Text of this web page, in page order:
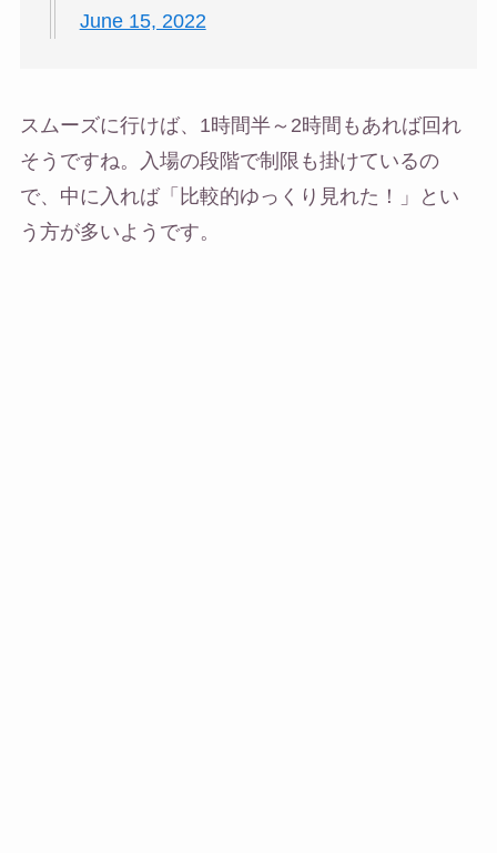
June 15, 2022
スムーズに行けば、1時間半～2時間もあれば回れ
そうですね。入場の段階で制限も掛けているの
で、中に入れば「比較的ゆっくり見れた！」とい
う方が多いようです。